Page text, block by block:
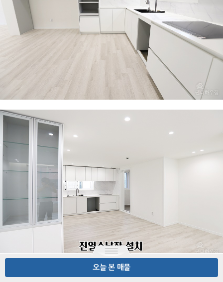
오늘 본 매물